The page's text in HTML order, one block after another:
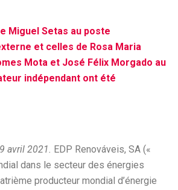
Miguel Setas au poste
et celles de Rosa Maria
Mota et José Félix Morgado au
indépendant ont été
avril 2021. EDP Renováveis, SA («
dans le secteur des énergies
producteur mondial d’énergie